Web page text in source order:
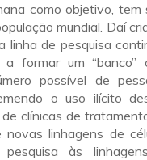
como objetivo, tem
mundial. Daí
linha de pesquisa
formar um “banco”
possível de
o uso ilícito
clínicas de
linhagens de
às